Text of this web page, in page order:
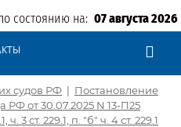
состоянию на: 07 августа 2026
судов РФ | Постановление
от 30.07.2025 N 13-П25
3 ст. 229.1, п. "б" ч. 4 ст. 229.1